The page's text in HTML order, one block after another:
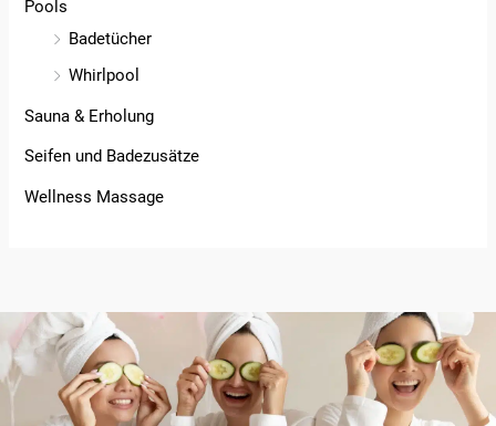
Pools
Badetücher
Whirlpool
Sauna & Erholung
Seifen und Badezusätze
Wellness Massage